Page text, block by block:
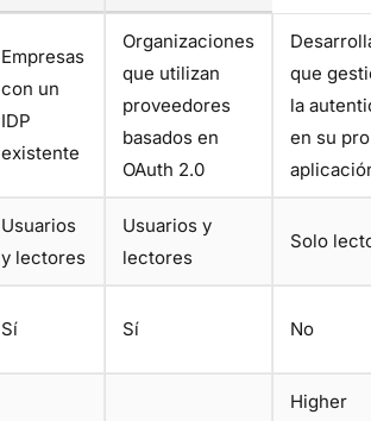
Empresas
con un
IDP
existente
Organizaciones
que utilizan
proveedores
basados en
OAuth 2.0
que
la
en su
Usuarios
y lectores
Usuarios y
lectores
Solo
Sí Sí No
Higher